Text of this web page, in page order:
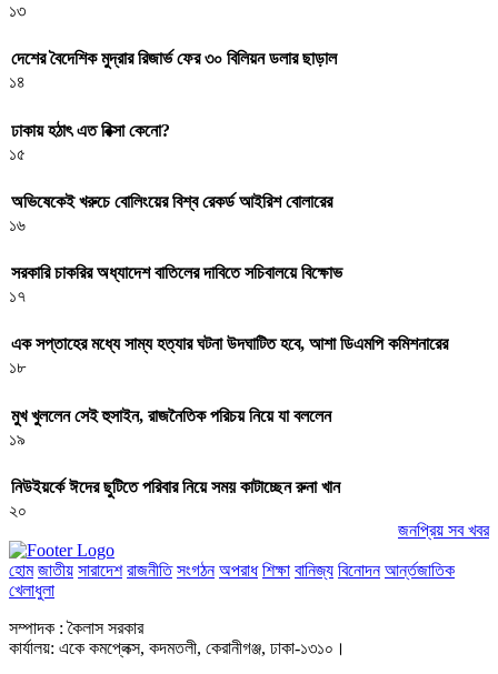
১৩
দেশের বৈদেশিক মুদ্রার রিজার্ভ ফের ৩০ বিলিয়ন ডলার ছাড়াল
১৪
ঢাকায় হঠাৎ এত রিক্সা কেনো?
১৫
অভিষেকেই খরুচে বোলিংয়ের বিশ্ব রেকর্ড আইরিশ বোলারের
১৬
সরকারি চাকরির অধ্যাদেশ বাতিলের দাবিতে সচিবালয়ে বিক্ষোভ
১৭
এক সপ্তাহের মধ্যে সাম্য হত্যার ঘটনা উদঘাটিত হবে, আশা ডিএমপি কমিশনারের
১৮
মুখ খুললেন সেই হুসাইন, রাজনৈতিক পরিচয় নিয়ে যা বললেন
১৯
নিউইয়র্কে ঈদের ছুটিতে পরিবার নিয়ে সময় কাটাচ্ছেন রুনা খান
২০
জনপ্রিয় সব খবর
হোম জাতীয় সারাদেশ রাজনীতি সংগঠন অপরাধ শিক্ষা বানিজ্য বিনোদন আর্ন্তজাতিক
খেলাধুলা
সম্পাদক : কৈলাস সরকার
কার্যালয়: একে কমপ্লেক্স, কদমতলী, কেরানীগঞ্জ, ঢাকা-১৩১০।